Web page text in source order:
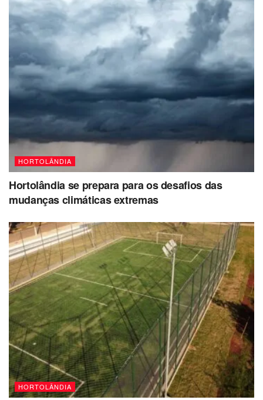
HORTOLÂNDIA
Hortolândia se prepara para os desafios das
mudanças climáticas extremas
HORTOLÂNDIA